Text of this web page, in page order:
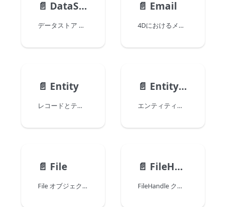
📄️ DataStore
データストア とは、ORDA によって提供されるインターフェースオブジェクトです。 データストアはデータベースへの参照とアクセスを提供します。 Datastore オブジェクトは以下のコマンドによって返されます:
📄️ Email
4Dにおけるメールの作成・送信・受信は Email オブジェクトの操作よっておこなわれます。
📄️ Entity
レコードとテーブルの関係と同様に、エンティティ は データクラス のインスタンスです。 エンティティはデータクラスと同じ属性を持つほか、データ値や、特有のプロパティおよび関数を持ちます。
📄️ EntitySelection
エンティティセレクションとは、同じ データクラス に所属する一つ以上の エンティティ への参照を格納しているオブジェクトのことです。 エンティティセレクションは、データクラスから 0個、1個、あるいは X個のエンティティを格納することができます (X はデータクラスに格納されているエンティティの総数です)。
📄️ File
File オブジェクトは File コマンドによって作成されます。 これらのオブジェクトには、(実在しているか否かに関わらず) ディスクファイルへの参照が格納されます。 たとえば、新規ファイルを作成するために File コマンドを実行した場合、有効な File オブジェクトが作成されますが、file.create() 関数を呼び出すまで、ディスク上にはなにも保存されていません。
📄️ FileHandle
FileHandle クラスは、開かれた File オブジェクトから内容を順次読み出したり、追加したりするための関数を備えています。 FileHandle は、ドキュメントのどの部分にもアクセスすることができます。